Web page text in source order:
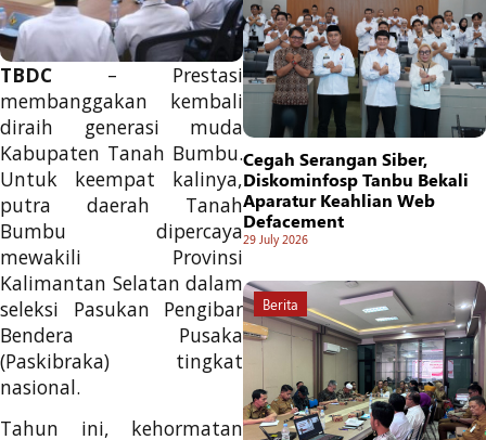
TBDC – Prestasi
membanggakan kembali
diraih generasi muda
Kabupaten Tanah Bumbu.
Untuk keempat kalinya,
putra daerah Tanah
Bumbu dipercaya
mewakili Provinsi
Kalimantan Selatan dalam
seleksi Pasukan Pengibar
Bendera Pusaka
(Paskibraka) tingkat
nasional.
Tahun ini, kehormatan
Cegah Serangan Siber,
Diskominfosp Tanbu Bekali
Aparatur Keahlian Web
Defacement
29 July 2026
Berita